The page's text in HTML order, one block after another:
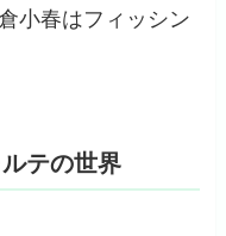
小春はフィッシン
テの世界